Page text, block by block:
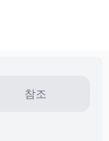
참조